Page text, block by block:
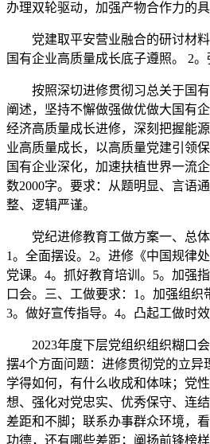
办理双轮驱动，加强产物合作力的具
党建取平安营业融合的研讨材料
国有企业高质量成长底子遵照。 2。
按照深切进修贯彻习总关于国有
阐述，坚持不懈做强做优做大国有
经济高质量成长进修，深刻把握能
业高质量成长，以高质量党建引领
国有企业深化，加速扶植世界一流
数2000字。要求：从题明显、言语
整、逻辑严谨。
党纪进修教育工做方案一、总体
1。全面摆设。2。进修《中国规律
党课。4。抓好教育培训。5。加强
口会。三、工做要求：1。加强组织
3。做好宣传指导。4。凸起工做时效
2023年度下层党组织组织糊口会
摆4个方面问题：进修贯彻党的立异
学得如何，有什么收成和体味；党
想、强化对党忠实、优秀保守、连
差距和不脚；联系办事群众环境，
功德，还有哪些差距；阐扬前锋榜